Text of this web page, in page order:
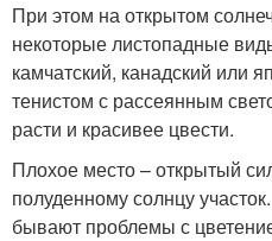
При этом на открытом
некоторые листопадные
камчатский, канадский или
тенистом с рассеянным
расти и красивее цвести.
Плохое место – открытый
полуденному солнцу
бывают проблемы с